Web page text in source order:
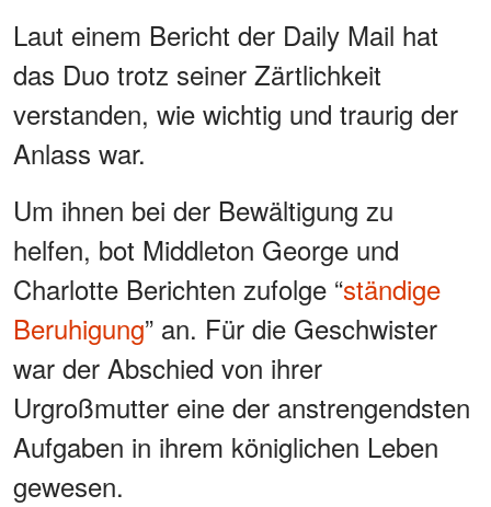
Laut einem Bericht der Daily Mail hat
das Duo trotz seiner Zärtlichkeit
verstanden, wie wichtig und traurig der
Anlass war.
Um ihnen bei der Bewältigung zu
helfen, bot Middleton George und
Charlotte Berichten zufolge “ständige
Beruhigung” an. Für die Geschwister
war der Abschied von ihrer
Urgroßmutter eine der anstrengendsten
Aufgaben in ihrem königlichen Leben
gewesen.